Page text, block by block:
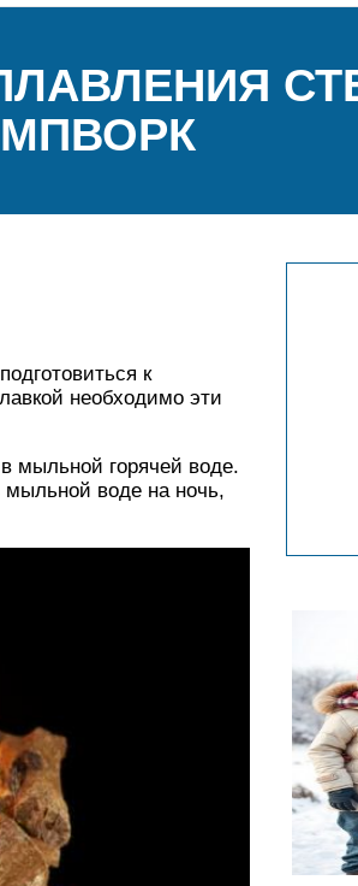
к
необходимо эти
мыльной горячей воде.
мыльной воде на ночь,